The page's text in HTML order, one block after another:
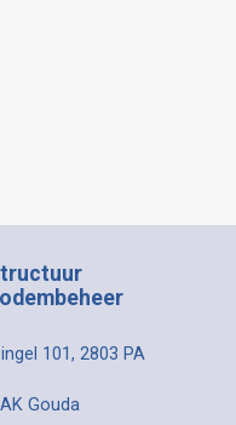
101, 2803 PA
Gouda